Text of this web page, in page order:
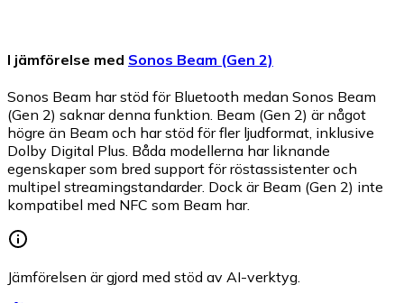
I jämförelse med Sonos Beam (Gen 2)
Sonos Beam har stöd för Bluetooth medan Sonos Beam
(Gen 2) saknar denna funktion. Beam (Gen 2) är något
högre än Beam och har stöd för fler ljudformat, inklusive
Dolby Digital Plus. Båda modellerna har liknande
egenskaper som bred support för röstassistenter och
multipel streamingstandarder. Dock är Beam (Gen 2) inte
kompatibel med NFC som Beam har.
Jämförelsen är gjord med stöd av AI-verktyg.